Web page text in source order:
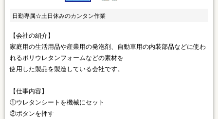
日勤専属☆土日休みのカンタン作業
【会社の紹介】
家庭用の生活用品や産業用の発泡剤、自動車用の内装部品などに使わ
れるポリウレタンフォームなどの素材を
使用した製品を製造している会社です。
【仕事内容】
①ウレタンシートを機械にセット
②ボタンを押す